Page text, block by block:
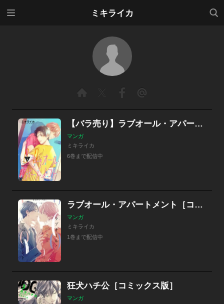
ミキライカ
検索
【バラ売り】ラブオール・アパートメント
マンガ
ミキライカ
6巻まで配信中
ラブオール・アパートメント［コミックス版］
マンガ
ミキライカ
1巻まで配信中
狂犬ハチ公［コミックス版］
マンガ